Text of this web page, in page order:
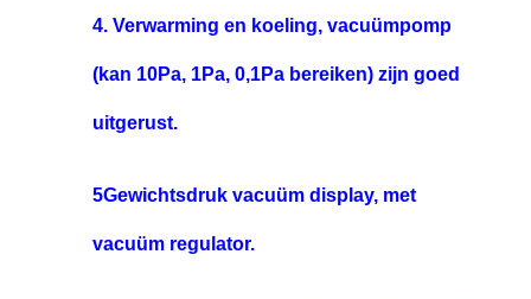
4. Verwarming en koeling, vacuümpomp
(kan 10Pa, 1Pa, 0,1Pa bereiken) zijn goed
uitgerust.
5Gewichtsdruk vacuüm display, met
vacuüm regulator.